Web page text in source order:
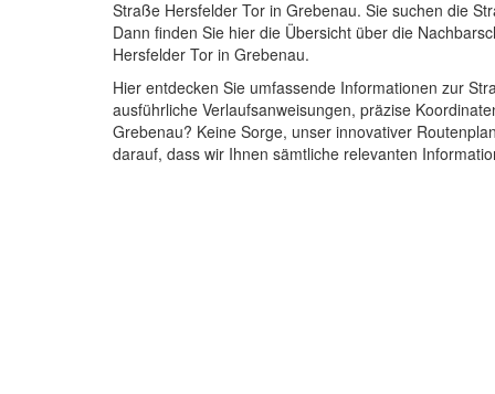
Straße Hersfelder Tor in Grebenau. Sie suchen die
Dann finden Sie hier die Übersicht über die
Hersfelder Tor in Grebenau.
Hier entdecken Sie umfassende Informationen zur
ausführliche Verlaufsanweisungen, präzise
Grebenau? Keine Sorge, unser innovativer
darauf, dass wir Ihnen sämtliche relevanten